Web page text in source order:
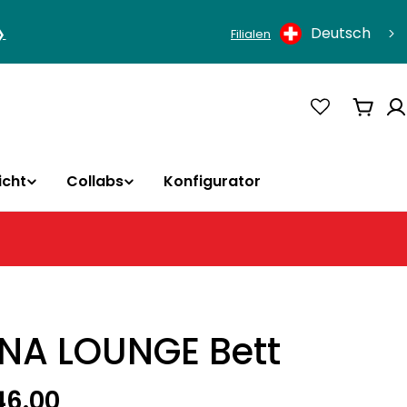
Filialen Deutsch
Collabs Konfigurator
LOUNGE Bett